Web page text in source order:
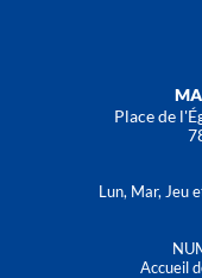
Place de
Lun, Mar, Jeu
Accueil